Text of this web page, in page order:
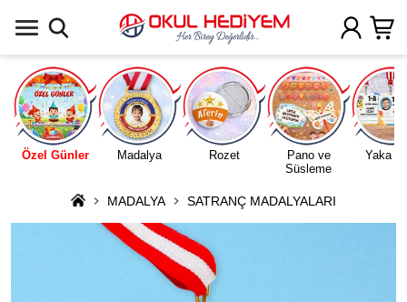
Özel Günler Madalya Rozet
Pano ve
Süsleme
Yaka
MADALYA SATRANÇ MADALYALARI
Uygulamada Aç